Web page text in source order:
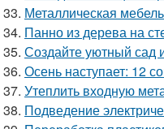
33. Металлическая
34. Панно из дерева на
35. Создайте уютный сад
36. Осень наступает: 12
37. Утеплить входную
38. Подведение